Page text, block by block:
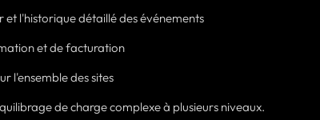
et l'historique détaillé des événements
et de facturation
l'ensemble des sites
de charge complexe à plusieurs niveaux.